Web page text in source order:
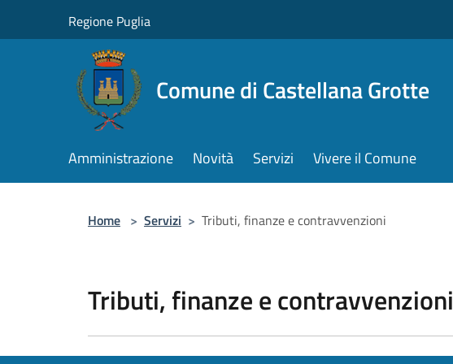
Regione Puglia
Comune di Castellana Grotte
Amministrazione Novità Servizi Vivere il Comune
Home > Servizi > Tributi, finanze e contravvenzioni
Tributi, finanze e contravvenzioni